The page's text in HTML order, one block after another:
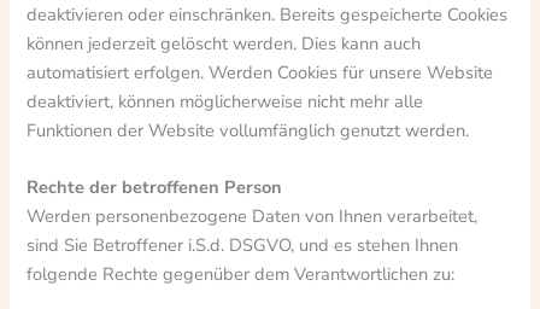
deaktivieren oder einschränken. Bereits gespeicherte Cookies
können jederzeit gelöscht werden. Dies kann auch
automatisiert erfolgen. Werden Cookies für unsere Website
deaktiviert, können möglicherweise nicht mehr alle
Funktionen der Website vollumfänglich genutzt werden.
Rechte der betroffenen Person
Werden personenbezogene Daten von Ihnen verarbeitet,
sind Sie Betroffener i.S.d. DSGVO, und es stehen Ihnen
folgende Rechte gegenüber dem Verantwortlichen zu: